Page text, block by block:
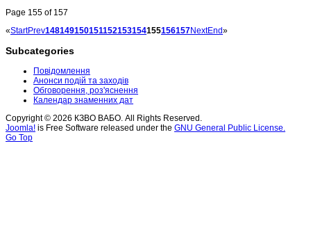
Page 155 of 157
«StartPrev148149150151152153154155156157NextEnd»
Subcategories
Повідомлення
Анонси подій та заходів
Обговорення, роз'яснення
Календар знаменних дат
Copyright © 2026 КЗВО ВАБО. All Rights Reserved.
Joomla! is Free Software released under the GNU General Public License.
Go Top